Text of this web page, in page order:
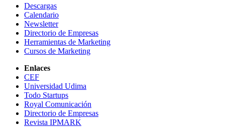
Descargas
Calendario
Newsletter
Directorio de Empresas
Herramientas de Marketing
Cursos de Marketing
Enlaces
CEF
Universidad Udima
Todo Startups
Royal Comunicación
Directorio de Empresas
Revista IPMARK